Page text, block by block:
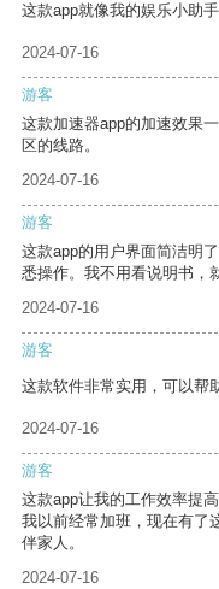
这款app就像我的娱乐小助
2024-07-16
游客
这款加速器app的加速效果
区的线路。
2024-07-16
游客
这款app的用户界面简洁明
悉操作。我不用看说明书，
2024-07-16
游客
这款软件非常实用，可以帮
2024-07-16
游客
这款app让我的工作效率提
我以前经常加班，现在有了
伴家人。
2024-07-16